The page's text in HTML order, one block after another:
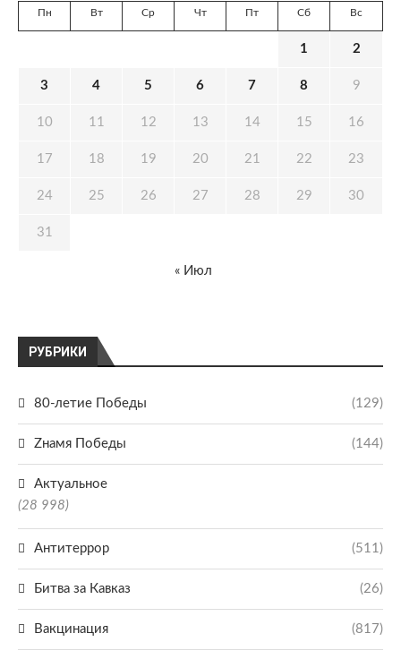
РУБРИКИ
80-летие Победы (129)
Zнамя Победы (144)
Актуальное
(28 998)
Антитеррор (511)
Битва за Кавказ (26)
Вакцинация (817)
Пн Вт Ср Чт Пт Сб Вс
1 2
3 4 5 6 7 8 9
10 11 12 13 14 15 16
17 18 19 20 21 22 23
24 25 26 27 28 29 30
31
« Июл